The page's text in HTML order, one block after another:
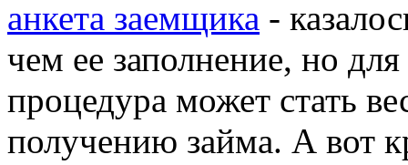
анкета заемщика -
чем ее заполнение, но
процедура может стать
получению займа. А вот